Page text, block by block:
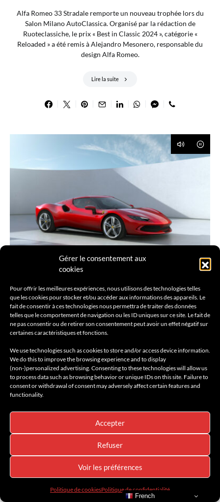
Gérer le consentement aux
cookies
Pour offrir les meilleures expériences, nous utilisons des technologies telles
que les cookies pour stocker et/ou accéder aux informations des appareils. Le
fait de consentir à ces technologies nous permettra de traiter des données
telles que le comportement de navigation ou les ID uniques sur ce site. Le fait de
ne pas consentir ou de retirer son consentement peut avoir un effet négatif sur
certaines caractéristiques et fonctions.
We use technologies such as cookies to store and/or access device information.
We do this to improve the browsing experience and to display
(non-)personalized advertising. Consenting to these technologies will allow us
to process data such as browsing behavior or unique IDs on this site. Failure to
consent or withdrawal of consent may adversely affect certain features and
functionality.
Accepter
Refuser
Voir les préférences
Politique de cookiesPolitique de confidentialité
Alfa Romeo 33 Stradale remporte un nouveau trophée lors du
Salon Milano AutoClassica. Organisé par la rédaction de
Ruoteclassiche, le prix « Best in Classic 2024 », catégorie «
Reloaded » a été remis à Alejandro Mesonero, responsable du
design Alfa Romeo.
Lire la suite
AMILCAR LUXURY SELECTIONS MAGAZINE
AMILCAR MAGAZINE
BEST OF LUXE
INNOVATION INSPIRATION
LIFESTYLE
LUXURY HYPERCAR
MOTORS
MOTORS SELECTIONS
SÉLECTIONS MOTORS
FERRARI 296 GTB – LE PLAISIR DE
CONDUIRE AVANT TOUT
7 juillet 2024
Retour sur un modèle du cheval cabré, peu gourmand, moins
simplement.
Lire la suite
French